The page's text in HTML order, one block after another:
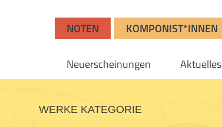
NOTEN KOMPONIST*INNEN
Neuerscheinungen Aktuelles
WERKE KATEGORIE